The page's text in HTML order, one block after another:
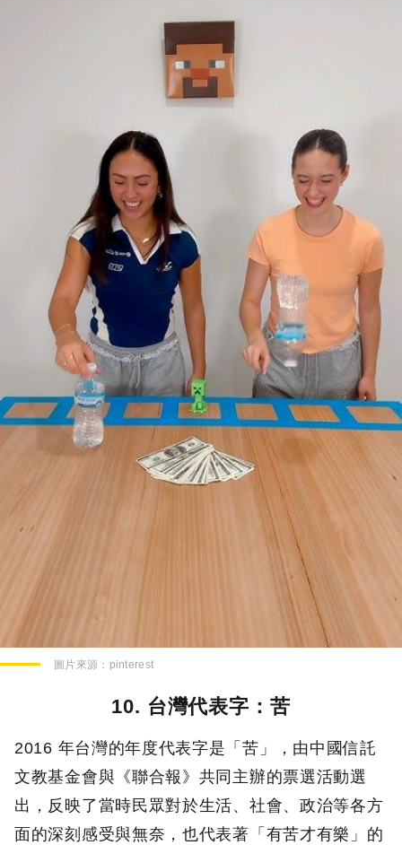
圖片來源： pinterest
10. 台灣代表字：苦
2016 年台灣的年度代表字是「苦」，由中國信託
文教基金會與《聯合報》共同主辦的票選活動選
出，反映了當時民眾對於生活、社會、政治等各方
面的深刻感受與無奈，也代表著「有苦才有樂」的